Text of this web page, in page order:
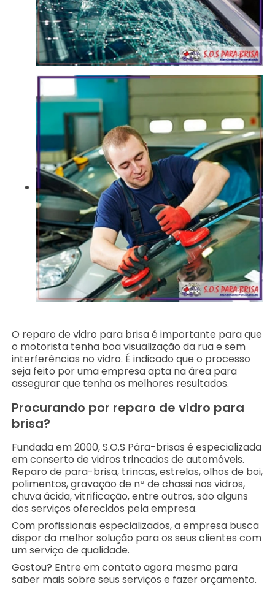
O reparo de vidro para brisa é importante para que
o motorista tenha boa visualização da rua e sem
interferências no vidro. É indicado que o processo
seja feito por uma empresa apta na área para
assegurar que tenha os melhores resultados.
Procurando por reparo de vidro para
brisa?
Fundada em 2000, S.O.S Pára-brisas é especializada
em conserto de vidros trincados de automóveis.
Reparo de para-brisa, trincas, estrelas, olhos de boi,
polimentos, gravação de nº de chassi nos vidros,
chuva ácida, vitrificação, entre outros, são alguns
dos serviços oferecidos pela empresa.
Com profissionais especializados, a empresa busca
dispor da melhor solução para os seus clientes com
um serviço de qualidade.
Gostou? Entre em contato agora mesmo para
saber mais sobre seus serviços e fazer orçamento.